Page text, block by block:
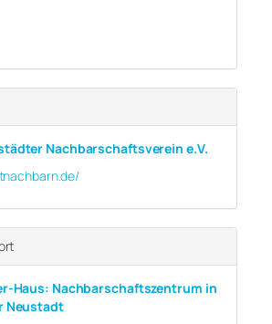
Nachbarschaftsverein e.V.
Haus: Nachbarschaftszentrum in
Neustadt